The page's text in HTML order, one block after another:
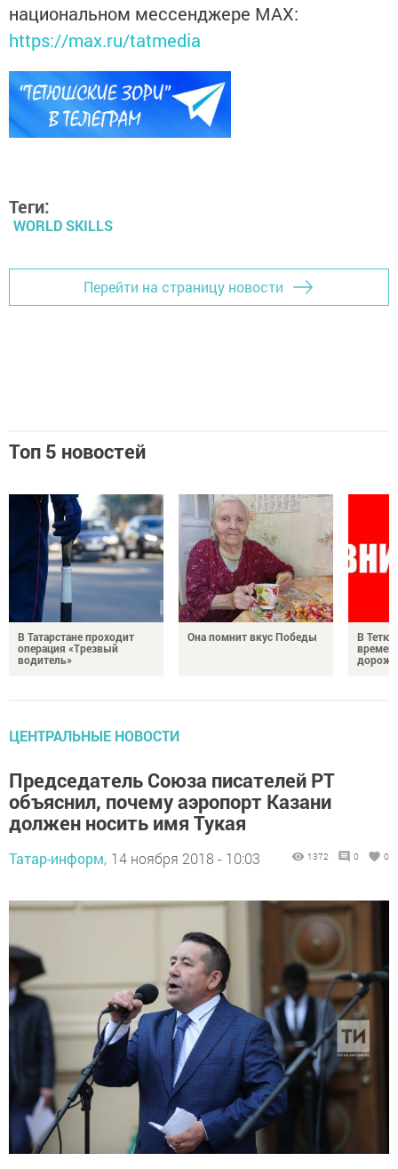
национальном мессенджере MАХ:
https://max.ru/tatmedia
Теги:
WORLD SKILLS
Перейти на страницу новости
Топ 5 новостей
В Татарстане проходит
операция «Трезвый
водитель»
Она помнит вкус Победы
В
ЦЕНТРАЛЬНЫЕ НОВОСТИ
Председатель Союза писателей РТ
объяснил, почему аэропорт Казани
должен носить имя Тукая
Татар-информ, 14 ноября 2018 - 10:03 1372 0 0